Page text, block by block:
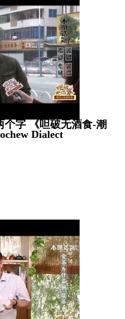
字 《呾破无酒食-潮
州话》 第四集 Teochew Dialect